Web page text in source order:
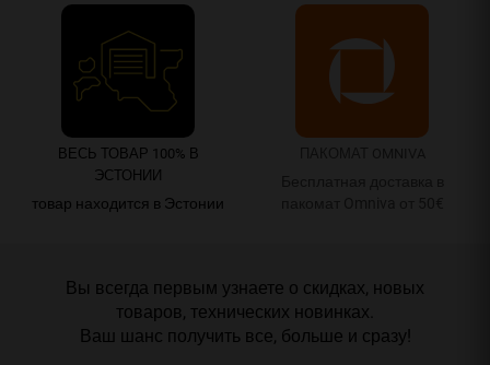
ВЕСЬ ТОВАР 100% В
ЭСТОНИИ
товар находится в Эстонии
Вы всегда первым узнаете о скидках, новых
товаров, технических новинках.
Ваш шанс получить все, больше и сразу!